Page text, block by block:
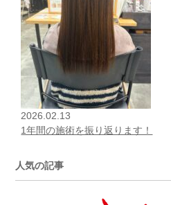
2026.02.13
1年間の施術を振り返ります！
人気の記事